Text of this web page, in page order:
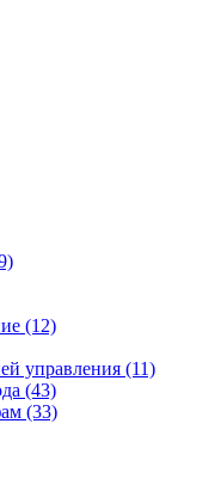
(12)
управления (11)
(43)
(33)